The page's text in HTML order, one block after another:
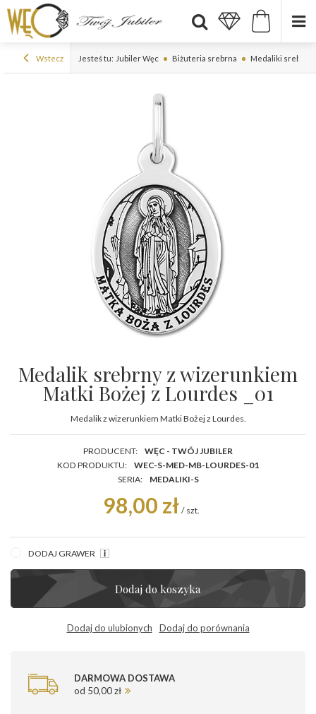
Wstecz Jesteś tu: Jubiler Węc Biżuteria srebrna Medaliki srebrne
Medalik srebrny z wizerunkiem
Matki Bożej z Lourdes _01
Medalik z wizerunkiem Matki Bożej z Lourdes.
PRODUCENT:
WĘC - TWÓJ JUBILER
KOD PRODUKTU:
WEC-S-MED-MB-LOURDES-01
SERIA:
MEDALIKI-S
98,00 zł / szt.
DODAJ GRAWER
Dodaj do koszyka
Dodaj do ulubionych Dodaj do porównania
DARMOWA DOSTAWA
od 50,00 zł